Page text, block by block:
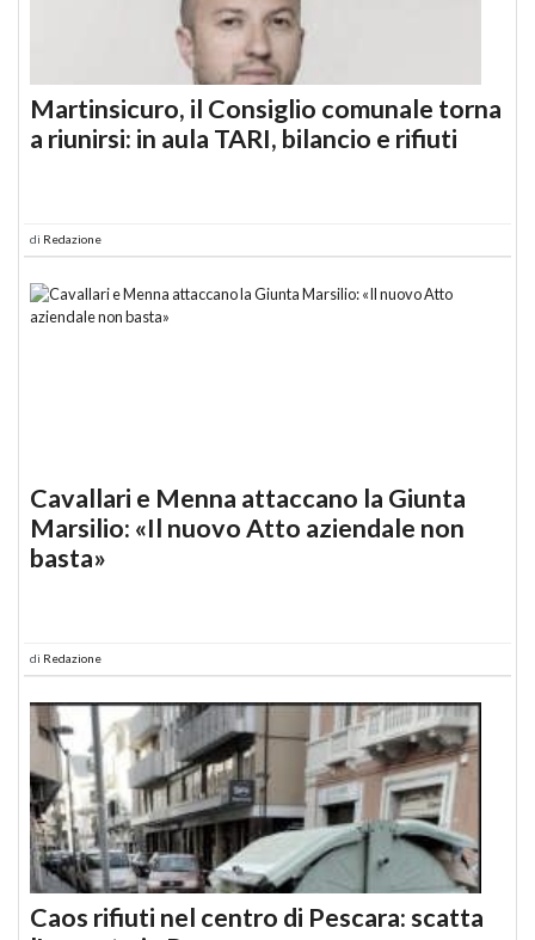
Martinsicuro, il Consiglio comunale torna
a riunirsi: in aula TARI, bilancio e rifiuti
di Redazione
Cavallari e Menna attaccano la Giunta
Marsilio: «Il nuovo Atto aziendale non
basta»
di Redazione
Caos rifiuti nel centro di Pescara: scatta